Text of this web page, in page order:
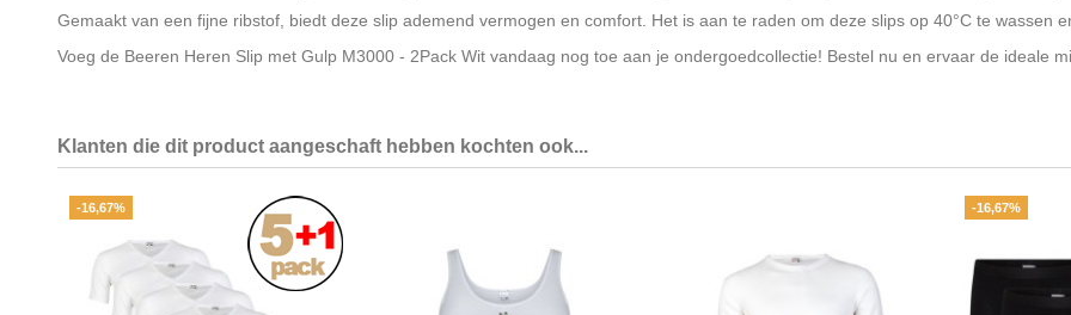
Gemaakt van een fijne ribstof, biedt deze slip ademend vermogen en comfort. Het is aan te raden om deze slips op 40°C te wassen
Voeg de Beeren Heren Slip met Gulp M3000 - 2Pack Wit vandaag nog toe aan je ondergoedcollectie! Bestel nu en ervaar de ideale
Klanten die dit product aangeschaft hebben kochten ook...
-16,67% -16,67%